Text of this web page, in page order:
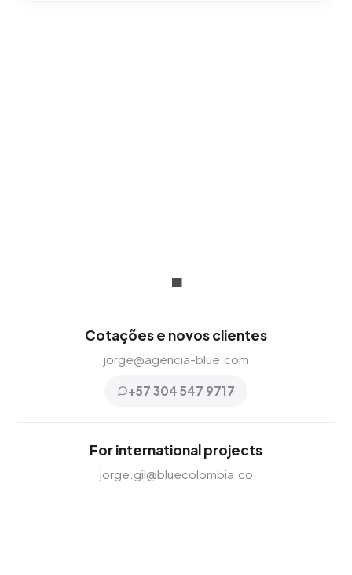
.
Cotações e novos clientes
jorge@agencia-blue.com
+57 304 547 9717
For international projects
jorge.gil@bluecolombia.co